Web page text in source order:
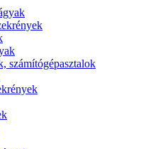
számítógépasztalok